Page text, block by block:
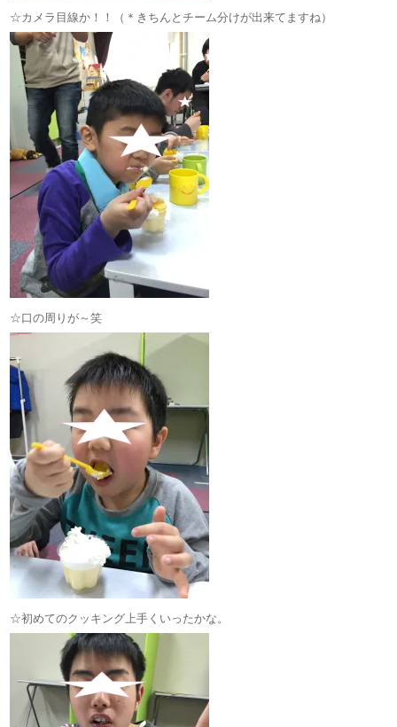
☆カメラ目線か！！（＊きちんとチーム分けが出来てますね）
☆口の周りが～笑
☆初めてのクッキング上手くいったかな。